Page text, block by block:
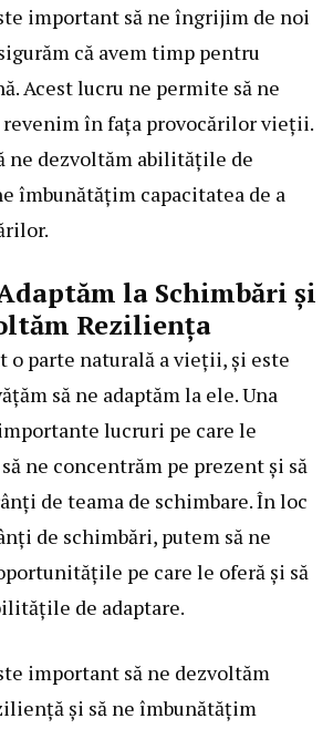
important să ne îngrijim de noi
că avem timp pentru
Acest lucru ne permite să ne
revenim în fața provocărilor vieții.
ne dezvoltăm abilitățile de
îmbunătățim capacitatea de a
la Schimbări și
Reziliența
o parte naturală a vieții, și este
să ne adaptăm la ele. Una
lucruri pe care le
ne concentrăm pe prezent și să
de teama de schimbare. În loc
de schimbări, putem să ne
pe care le oferă și să
de adaptare.
important să ne dezvoltăm
și să ne îmbunătățim